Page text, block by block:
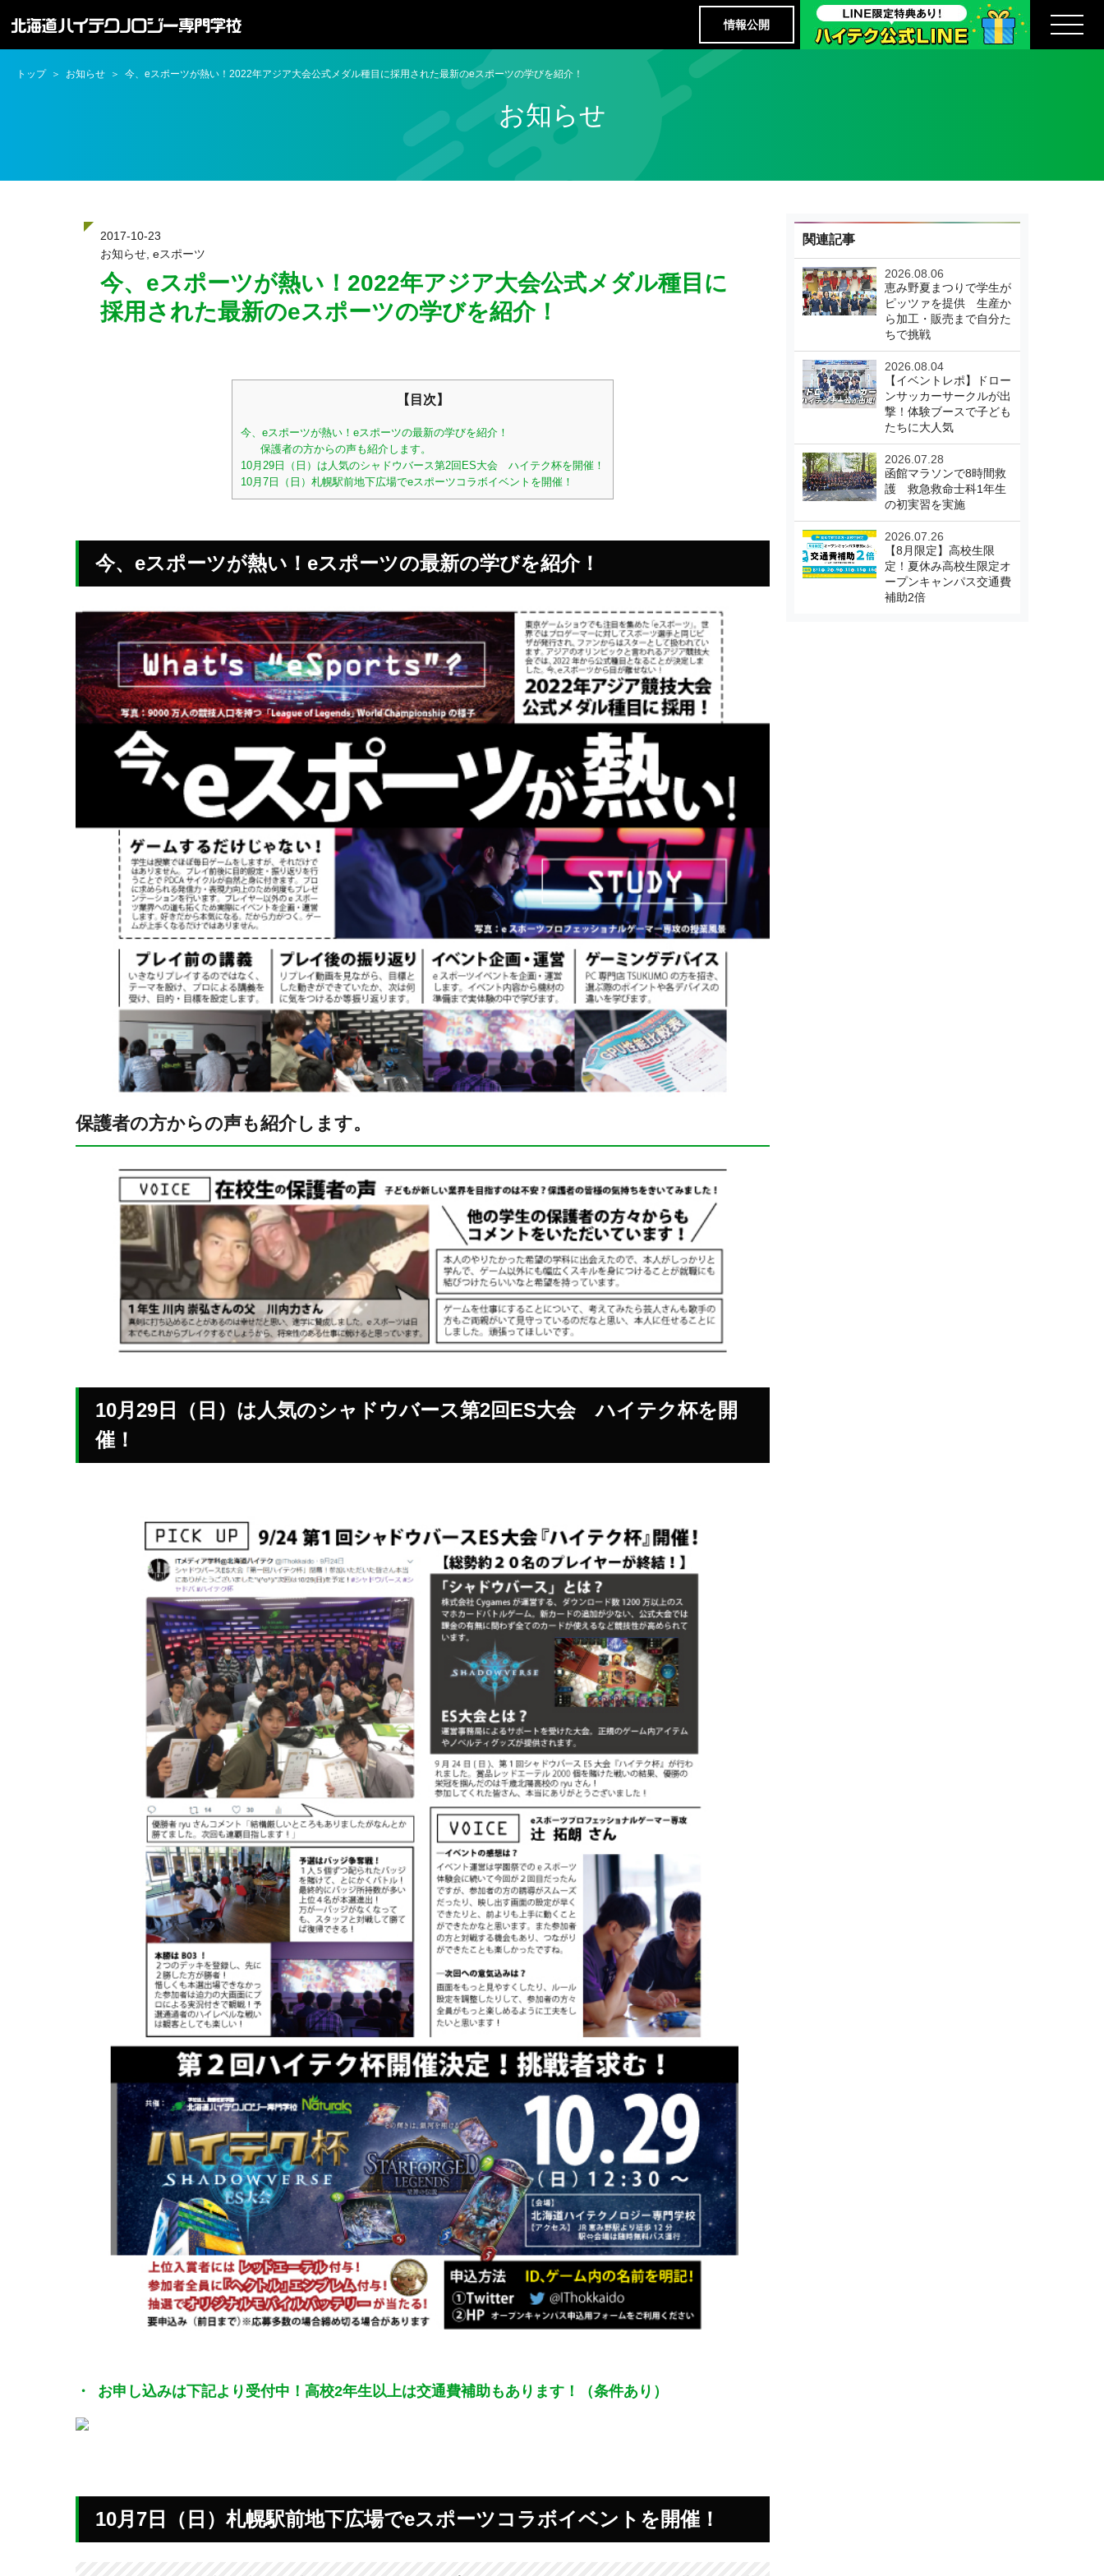
情報公開
お知らせ
トップ お知らせ 今、eスポーツが熱い！2022年アジア大会公式メダル種目に採用された最新のeスポーツの学びを紹介！
2017-10-23
お知らせ eスポーツ
今、eスポーツが熱い！2022年アジア大会公式メダル種目に
採用された最新のeスポーツの学びを紹介！
【目次】
今、eスポーツが熱い！eスポーツの最新の学びを紹介！
保護者の方からの声も紹介します。
10月29日（日）は人気のシャドウバース第2回ES大会 ハイテク杯を開催！
10月7日（日）札幌駅前地下広場でeスポーツコラボイベントを開催！
今、eスポーツが熱い！eスポーツの最新の学びを紹介！
保護者の方からの声も紹介します。
10月29日（日）は人気のシャドウバース第2回ES大会 ハイテク杯を開
催！
お申し込みは下記より受付中！高校2年生以上は交通費補助もあります！（条件あり）
10月7日（日）札幌駅前地下広場でeスポーツコラボイベントを開催！
関連記事
2026.08.06
恵み野夏まつりで学生が
ピッツァを提供 生産か
ら加工・販売まで自分た
ちで挑戦
2026.08.04
【イベントレポ】ドロー
ンサッカーサークルが出
撃！体験ブースで子ども
たちに大人気
2026.07.28
函館マラソンで8時間救
護 救急救命士科1年生
の初実習を実施
2026.07.26
【8月限定】高校生限
定！夏休み高校生限定オ
ープンキャンパス交通費
補助2倍